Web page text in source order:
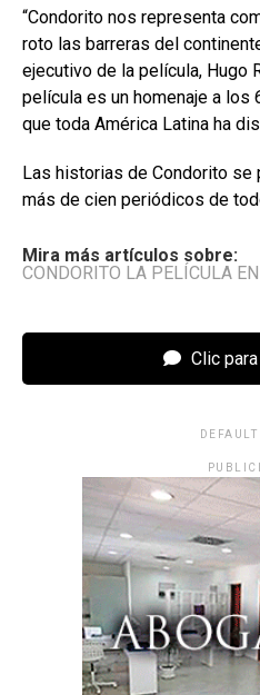
“Condorito nos representa
roto las barreras del
ejecutivo de la película, Hugo
película es un homenaje a los
que toda América Latina ha
Las historias de Condorito se
más de cien periódicos de
Mira más artículos sobre:
CONDORITO LA PELÍCULA
Clic